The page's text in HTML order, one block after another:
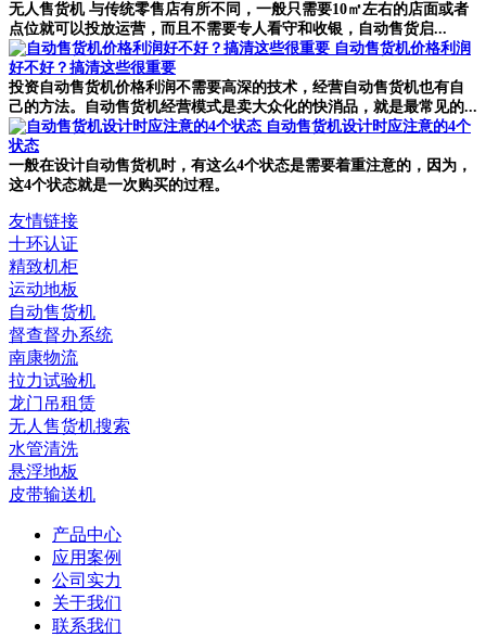
无人售货机 与传统零售店有所不同，一般只需要10㎡左右的店面或者
点位就可以投放运营，而且不需要专人看守和收银，自动售货启...
自动售货机价格利润
好不好？搞清这些很重要
投资自动售货机价格利润不需要高深的技术，经营自动售货机也有自
己的方法。自动售货机经营模式是卖大众化的快消品，就是最常见的...
自动售货机设计时应注意的4个
状态
一般在设计自动售货机时，有这么4个状态是需要着重注意的，因为，
这4个状态就是一次购买的过程。
友情链接
十环认证
精致机柜
运动地板
自动售货机
督查督办系统
南康物流
拉力试验机
龙门吊租赁
无人售货机搜索
水管清洗
悬浮地板
皮带输送机
产品中心
应用案例
公司实力
关于我们
联系我们